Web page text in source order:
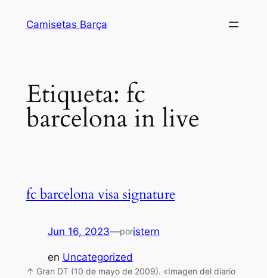
Camisetas Barça
Etiqueta: fc
barcelona in live
fc barcelona visa signature
Jun 16, 2023—poristern
en Uncategorized
↑ Gran DT (10 de mayo de 2009). «Imagen del diario